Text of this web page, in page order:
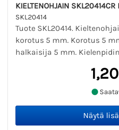
KIELTENOHJAIN
SKL20414
Tuote SKL20414.
korotus 5 mm. Korotus 5
halkaisija 5 mm. Kielenpidin